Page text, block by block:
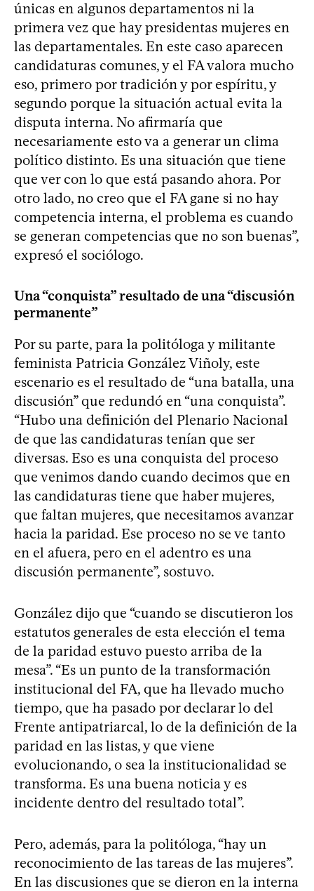
únicas en algunos departamentos ni la
primera vez que hay presidentas mujeres en
las departamentales. En este caso aparecen
candidaturas comunes, y el FA valora mucho
eso, primero por tradición y por espíritu, y
segundo porque la situación actual evita la
disputa interna. No afirmaría que
necesariamente esto va a generar un clima
político distinto. Es una situación que tiene
que ver con lo que está pasando ahora. Por
otro lado, no creo que el FA gane si no hay
competencia interna, el problema es cuando
se generan competencias que no son buenas”,
expresó el sociólogo.
Una “conquista” resultado de una “discusión
permanente”
Por su parte, para la politóloga y militante
feminista Patricia González Viñoly, este
escenario es el resultado de “una batalla, una
discusión” que redundó en “una conquista”.
“Hubo una definición del Plenario Nacional
de que las candidaturas tenían que ser
diversas. Eso es una conquista del proceso
que venimos dando cuando decimos que en
las candidaturas tiene que haber mujeres,
que faltan mujeres, que necesitamos avanzar
hacia la paridad. Ese proceso no se ve tanto
en el afuera, pero en el adentro es una
discusión permanente”, sostuvo.
González dijo que “cuando se discutieron los
estatutos generales de esta elección el tema
de la paridad estuvo puesto arriba de la
mesa”. “Es un punto de la transformación
institucional del FA, que ha llevado mucho
tiempo, que ha pasado por declarar lo del
Frente antipatriarcal, lo de la definición de la
paridad en las listas, y que viene
evolucionando, o sea la institucionalidad se
transforma. Es una buena noticia y es
incidente dentro del resultado total”.
Pero, además, para la politóloga, “hay un
reconocimiento de las tareas de las mujeres”.
En las discusiones que se dieron en la interna